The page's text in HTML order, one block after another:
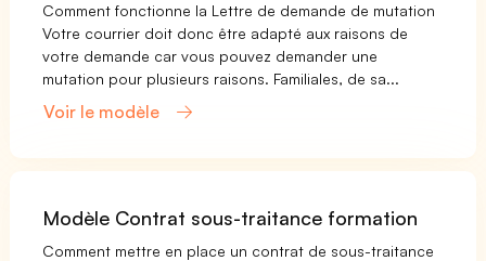
Comment fonctionne la Lettre de demande de mutation
Votre courrier doit donc être adapté aux raisons de
votre demande car vous pouvez demander une
mutation pour plusieurs raisons. Familiales, de sa...
Voir le modèle
Modèle Contrat sous-traitance formation
Comment mettre en place un contrat de sous-traitance